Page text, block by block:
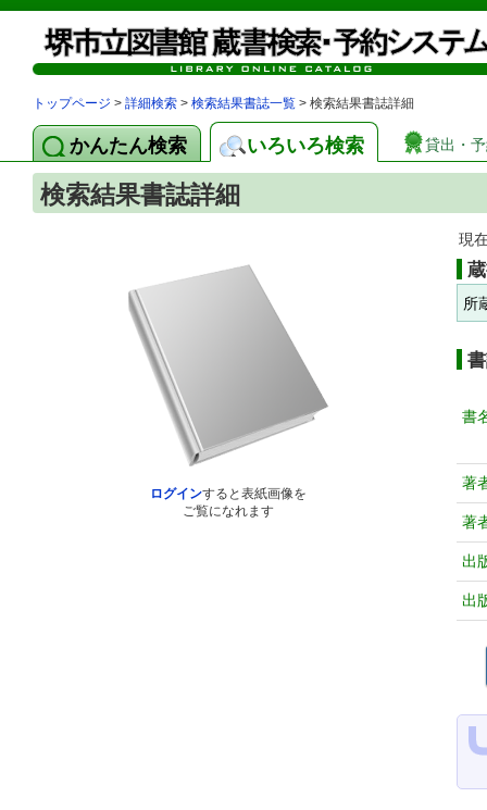
トップページ > 詳細検索 > 検索結果書誌一覧 > 検索結果書誌詳細
かんたん検索 いろいろ検索 貸出・
検索結果書誌詳細
ログインすると表紙画像を
ご覧になれます
現
所
書
著
著
出
出